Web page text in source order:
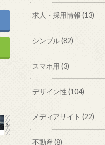
求人・採用情報(13)
シンプル(82)
スマホ用(3)
デザイン性(104)
メディアサイト(22)
不動産(8)